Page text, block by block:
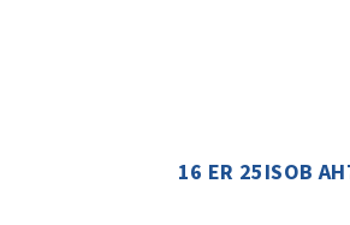
16 ER 25ISOB